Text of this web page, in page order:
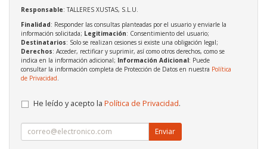
Responsable: TALLERES XUSTAS, S.L.U.
Finalidad: Responder las consultas planteadas por el usuario y enviarle la
información solicitada; Legitimación: Consentimiento del usuario;
Destinatarios: Solo se realizan cesiones si existe una obligación legal;
Derechos: Acceder, rectificar y suprimir, así como otros derechos, como se
indica en la información adicional; Información Adicional: Puede
consultar la información completa de Protección de Datos en nuestra Política
de Privacidad
He leído y acepto la Política de Privacidad.
Enviar